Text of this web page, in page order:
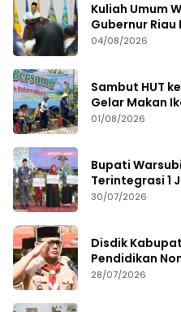
Kuliah Umum
Gubernur
Kebijakan
04/08/2026
Sambut HUT
Gelar Makan
01/08/2026
Bupati
Terintegrasi 1
Prestasi
30/07/2026
Disdik
Pendidikan
2026
28/07/2026